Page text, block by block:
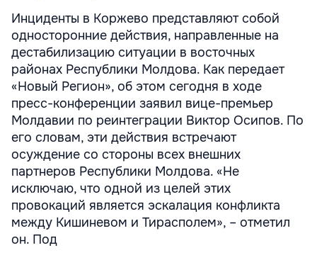
Инциденты в Коржево представляют собой
односторонние действия, направленные на
дестабилизацию ситуации в восточных
районах Республики Молдова. Как передает
«Новый Регион», об этом сегодня в ходе
пресс-конференции заявил вице-премьер
Молдавии по реинтеграции Виктор Осипов. По
его словам, эти действия встречают
осуждение со стороны всех внешних
партнеров Республики Молдова. «Не
исключаю, что одной из целей этих
провокаций является эскалация конфликта
между Кишиневом и Тирасполем», – отметил
он. Под